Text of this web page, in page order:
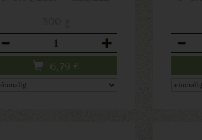
Anzahl
6,79 €
Anzahl